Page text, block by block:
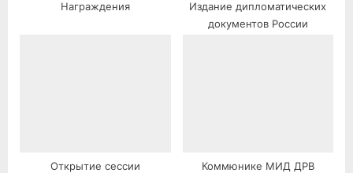
Награждения
Издание дипломатических
документов России
Открытие сессии
Коммюнике МИД ДРВ